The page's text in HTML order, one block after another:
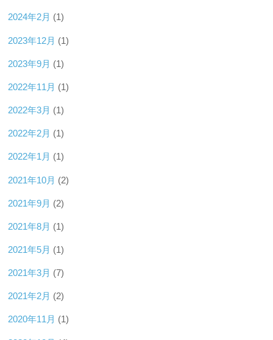
2024年2月 (1)
2023年12月 (1)
2023年9月 (1)
2022年11月 (1)
2022年3月 (1)
2022年2月 (1)
2022年1月 (1)
2021年10月 (2)
2021年9月 (2)
2021年8月 (1)
2021年5月 (1)
2021年3月 (7)
2021年2月 (2)
2020年11月 (1)